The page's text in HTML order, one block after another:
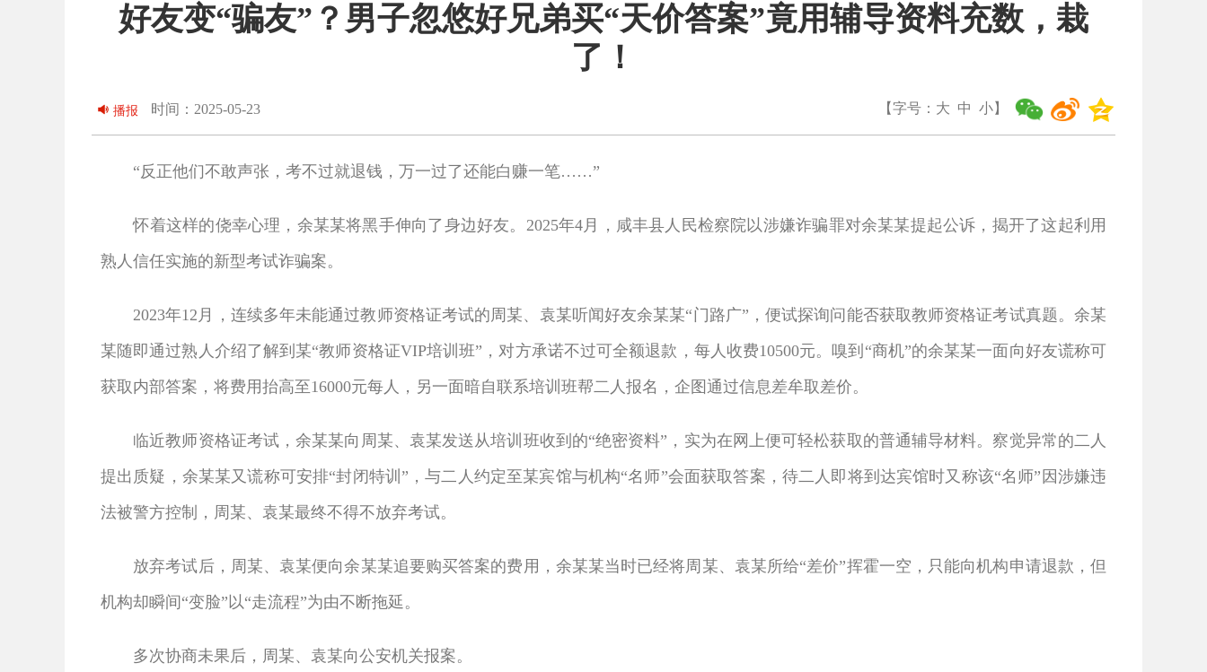
好友变“骗友”？男子忽悠好兄弟买“天价答案”竟用辅导资料充数，栽
了！
【字号： 大 中 小】
播报 时间：2025-05-23
“反正他们不敢声张，考不过就退钱，万一过了还能白赚一笔……”
怀着这样的侥幸心理，余某某将黑手伸向了身边好友。2025年4月，咸丰县人民检察院以涉嫌诈骗罪对余某某提起公诉，揭开了这起利用
熟人信任实施的新型考试诈骗案。
2023年12月，连续多年未能通过教师资格证考试的周某、袁某听闻好友余某某“门路广”，便试探询问能否获取教师资格证考试真题。余某
某随即通过熟人介绍了解到某“教师资格证VIP培训班”，对方承诺不过可全额退款，每人收费10500元。嗅到“商机”的余某某一面向好友谎称可
获取内部答案，将费用抬高至16000元每人，另一面暗自联系培训班帮二人报名，企图通过信息差牟取差价。
临近教师资格证考试，余某某向周某、袁某发送从培训班收到的“绝密资料”，实为在网上便可轻松获取的普通辅导材料。察觉异常的二人
提出质疑，余某某又谎称可安排“封闭特训”，与二人约定至某宾馆与机构“名师”会面获取答案，待二人即将到达宾馆时又称该“名师”因涉嫌违
法被警方控制，周某、袁某最终不得不放弃考试。
放弃考试后，周某、袁某便向余某某追要购买答案的费用，余某某当时已经将周某、袁某所给“差价”挥霍一空，只能向机构申请退款，但
机构却瞬间“变脸”以“走流程”为由不断拖延。
多次协商未果后，周某、袁某向公安机关报案。